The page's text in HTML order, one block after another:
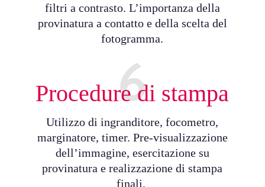
filtri a contrasto. L’importanza della
provinatura a contatto e della scelta del
fotogramma.
6
Procedure di stampa
Utilizzo di ingranditore, focometro,
marginatore, timer. Pre-visualizzazione
dell’immagine, esercitazione su
provinatura e realizzazione di stampa
finali.